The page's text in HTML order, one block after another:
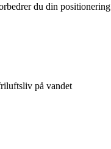
du din positionering
på vandet